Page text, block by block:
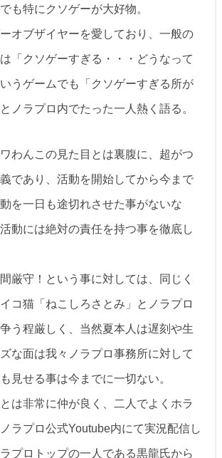
も特にクソゲーが大好物。
オブザイヤーを愛しており、一般の
「クソゲーすぎる・・・どうなって
うゲームでも「クソゲーすぎる所が
ノラプロ内でたった一人熱く語る。
わんこの見た目とは裏腹に、超がつ
であり、活動を開始してから今まで
を一日も途切れさせた事がないな
動には絶対の責任を持つ事を徹底し
厳守！という事に対しては、同じく
コ猫「ねこしろさとみ」とノラプロ
う程厳しく、当然夏本人は遅刻や生
な面は我々ノラプロ事務所に対して
見せる事は今までに一切ない。
は非常に仲が良く、二人でよくホラ
ラプロ公式Youtube内にて実況配信し
プロトップの一人である黒龍氏から